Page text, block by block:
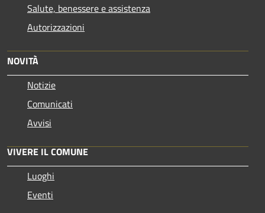
Salute, benessere e assistenza
Autorizzazioni
NOVITÀ
Notizie
Comunicati
Avvisi
VIVERE IL COMUNE
Luoghi
Eventi